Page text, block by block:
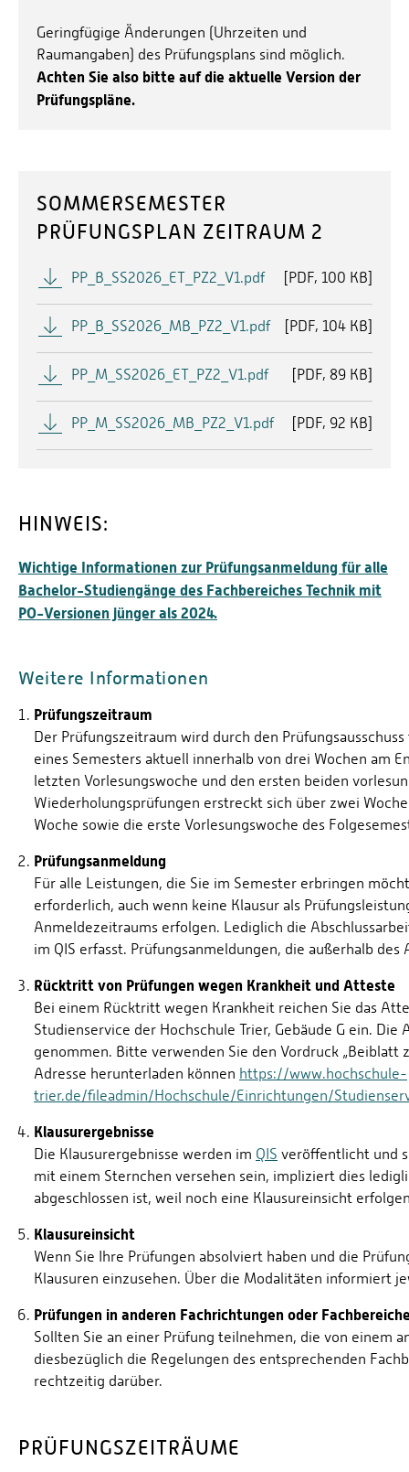
Geringfügige Änderungen (Uhrzeiten und
Raumangaben) des Prüfungsplans sind möglich.
Achten Sie also bitte auf die aktuelle Version der
Prüfungspläne.
SOMMERSEMESTER
PRÜFUNGSPLAN ZEITRAUM 2
PP_B_SS2026_ET_PZ2_V1.pdf PDF 100 KB]
PP_B_SS2026_MB_PZ2_V1.pdf PDF 104 KB]
PP_M_SS2026_ET_PZ2_V1.pdf PDF 89 KB]
PP_M_SS2026_MB_PZ2_V1.pdf PDF 92 KB]
HINWEIS:
Wichtige Informationen zur Prüfungsanmeldung für alle
Bachelor-Studiengänge des Fachbereiches Technik mit
PO-Versionen jünger als 2024.
Weitere Informationen
Prüfungszeitraum
Der Prüfungszeitraum wird durch den
eines Semesters aktuell innerhalb von drei Wochen am
letzten Vorlesungswoche und den ersten beiden
Wiederholungsprüfungen erstreckt sich über zwei
Woche sowie die erste Vorlesungswoche des
Prüfungsanmeldung
Für alle Leistungen, die Sie im Semester erbringen
erforderlich, auch wenn keine Klausur als
Anmeldezeitraums erfolgen. Lediglich die
im QIS erfasst. Prüfungsanmeldungen, die außerhalb
Rücktritt von Prüfungen wegen Krankheit und Atteste
Bei einem Rücktritt wegen Krankheit reichen Sie das
Studienservice der Hochschule Trier, Gebäude G ein.
genommen. Bitte verwenden Sie den Vordruck
Adresse herunterladen können https://www.hochschule-
trier.de/fileadmin/Hochschule/Einrichtungen/
Klausurergebnisse
Die Klausurergebnisse werden im QIS veröffentlicht und
mit einem Sternchen versehen sein, impliziert dies
abgeschlossen ist, weil noch eine Klausureinsicht
Klausureinsicht
Wenn Sie Ihre Prüfungen absolviert haben und die
Klausuren einzusehen. Über die Modalitäten informiert
Prüfungen in anderen Fachrichtungen oder
Sollten Sie an einer Prüfung teilnehmen, die von einem
diesbezüglich die Regelungen des entsprechenden
rechtzeitig darüber.
PRÜFUNGSZEITRÄUME